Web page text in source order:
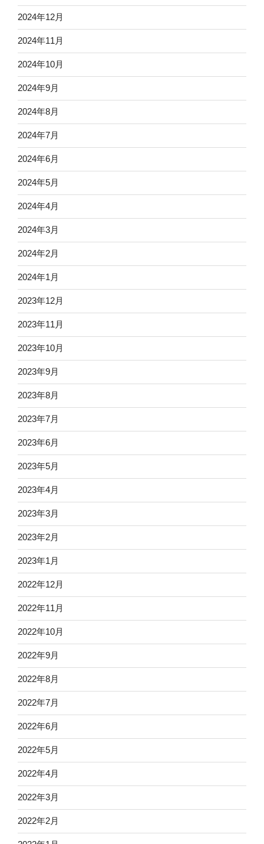
2024年12月
2024年11月
2024年10月
2024年9月
2024年8月
2024年7月
2024年6月
2024年5月
2024年4月
2024年3月
2024年2月
2024年1月
2023年12月
2023年11月
2023年10月
2023年9月
2023年8月
2023年7月
2023年6月
2023年5月
2023年4月
2023年3月
2023年2月
2023年1月
2022年12月
2022年11月
2022年10月
2022年9月
2022年8月
2022年7月
2022年6月
2022年5月
2022年4月
2022年3月
2022年2月